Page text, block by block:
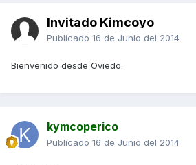
Invitado Kimcoyo
Publicado 16 de Junio del 2014
Bienvenido desde Oviedo.
kymcoperico
Publicado 16 de Junio del 2014